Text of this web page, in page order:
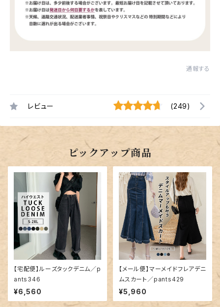
通報する
レビュー (249)
ピックアップ商品
【宅配便】ルーズタックデニム／p
ants346
¥6,560
【メール便】マーメイドフレアデニ
ムスカート／pants429
¥5,960